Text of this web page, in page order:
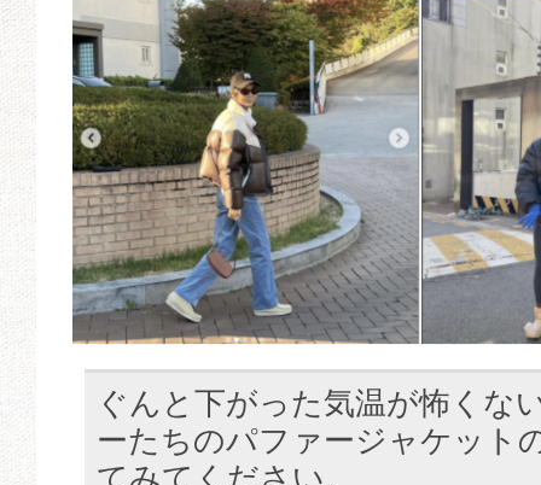
ぐんと下がった気温が怖くな
ーたちのパファージャケット